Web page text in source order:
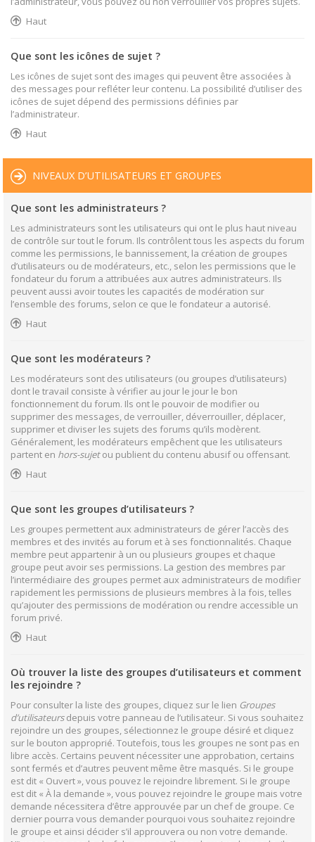
Haut
Que sont les icônes de sujet ?
Les icônes de sujet sont des images qui peuvent être associées à
des messages pour refléter leur contenu. La possibilité d’utiliser des
icônes de sujet dépend des permissions définies par
l’administrateur.
Haut
NIVEAUX D’UTILISATEURS ET GROUPES
Que sont les administrateurs ?
Les administrateurs sont les utilisateurs qui ont le plus haut niveau
de contrôle sur tout le forum. Ils contrôlent tous les aspects du forum
comme les permissions, le bannissement, la création de groupes
d’utilisateurs ou de modérateurs, etc., selon les permissions que le
fondateur du forum a attribuées aux autres administrateurs. Ils
peuvent aussi avoir toutes les capacités de modération sur
l’ensemble des forums, selon ce que le fondateur a autorisé.
Haut
Que sont les modérateurs ?
Les modérateurs sont des utilisateurs (ou groupes d’utilisateurs)
dont le travail consiste à vérifier au jour le jour le bon
fonctionnement du forum. Ils ont le pouvoir de modifier ou
supprimer des messages, de verrouiller, déverrouiller, déplacer,
supprimer et diviser les sujets des forums qu’ils modèrent.
Généralement, les modérateurs empêchent que les utilisateurs
partent en hors-sujetou publient du contenu abusif ou offensant.
Haut
Que sont les groupes d’utilisateurs ?
Les groupes permettent aux administrateurs de gérer l’accès des
membres et des invités au forum et à ses fonctionnalités. Chaque
membre peut appartenir à un ou plusieurs groupes et chaque
groupe peut avoir ses permissions. La gestion des membres par
l’intermédiaire des groupes permet aux administrateurs de modifier
rapidement les permissions de plusieurs membres à la fois, telles
qu’ajouter des permissions de modération ou rendre accessible un
forum privé.
Haut
Où trouver la liste des groupes d’utilisateurs et comment
les rejoindre ?
Pour consulter la liste des groupes, cliquez sur le lien Groupes
d’utilisateursdepuis votre panneau de l’utilisateur. Si vous souhaitez
rejoindre un des groupes, sélectionnez le groupe désiré et cliquez
sur le bouton approprié. Toutefois, tous les groupes ne sont pas en
libre accès. Certains peuvent nécessiter une approbation, certains
sont fermés et d’autres peuvent même être masqués. Si le groupe
est dit « Ouvert », vous pouvez le rejoindre librement. Si le groupe
est dit « À la demande », vous pouvez rejoindre le groupe mais votre
demande nécessitera d’être approuvée par un chef de groupe. Ce
dernier pourra vous demander pourquoi vous souhaitez rejoindre
le groupe et ainsi décider s’il approuvera ou non votre demande.